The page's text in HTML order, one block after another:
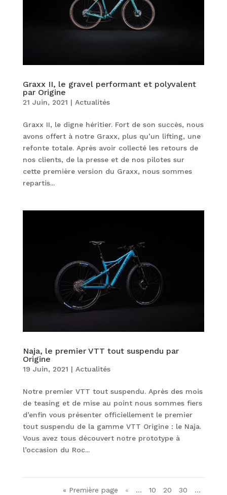
Graxx II, le gravel performant et polyvalent
par Origine
21 Juin, 2021 | Actualités
Graxx II, le digne héritier. Fort de son succès, nous
avons offert à notre Graxx, plus qu’un lifting, une
refonte totale. Après avoir collecté les retours de
nos clients, de la presse et de nos pilotes sur
cette première version du Graxx, nous sommes
repartis...
Naja, le premier VTT tout suspendu par
Origine
19 Juin, 2021 | Actualités
Notre premier VTT tout suspendu. Après des mois
de teasing et de mise au point nous sommes fiers
d’enfin vous présenter officiellement le premier
tout suspendu de la gamme VTT Origine : le Naja.
Vous avez tous découvert notre prototype à
l’occasion du Roc...
« Première page « … 10 20 30
…